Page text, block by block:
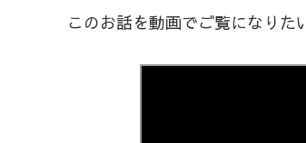
このお話を動画でご覧になりた